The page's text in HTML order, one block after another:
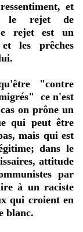
et
le rejet de
rejet est un
les prêches
"contre
ce n'est
on prône un
qui peut être
mais qui est
dans le
attitude
par
à un raciste
qui croient en
blanc.